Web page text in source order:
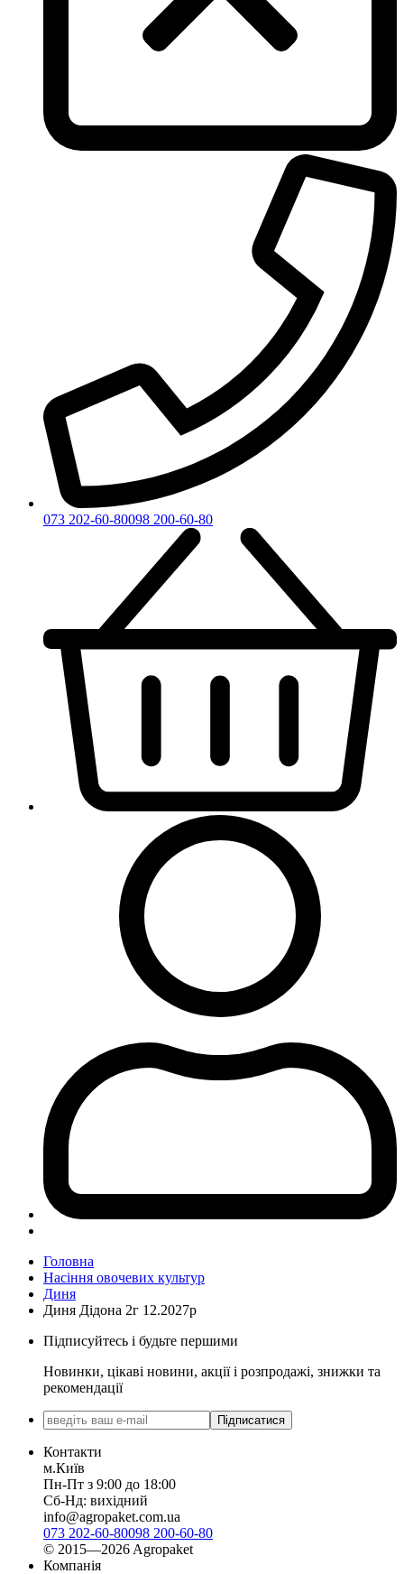
073 202-60-80098 200-60-80
Головна
Насіння овочевих культур
Диня
Диня Дідона 2г 12.2027р
Підписуйтесь і будьте першими
Новинки, цікаві новини, акції і розпродажі, знижки та
рекомендації
Підписатися
Контакти
м.Київ
Пн-Пт з 9:00 до 18:00
Сб-Нд: вихідний
info@agropaket.com.ua
073 202-60-80098 200-60-80
© 2015—2026 Agropaket
Компанія